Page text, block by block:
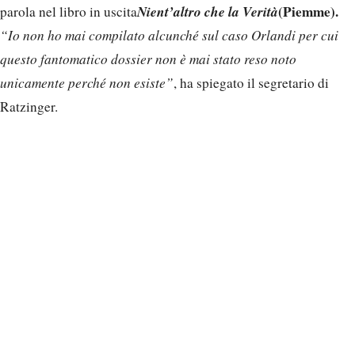
parola nel libro in uscitaNient’altro che la Verità(Piemme).
“Io non ho mai compilato alcunché sul caso Orlandi per cui
questo fantomatico dossier non è mai stato reso noto
unicamente perché non esiste”, ha spiegato il segretario di
Ratzinger.